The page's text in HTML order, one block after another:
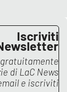
Iscriviti
di LaC News
e iscriviti